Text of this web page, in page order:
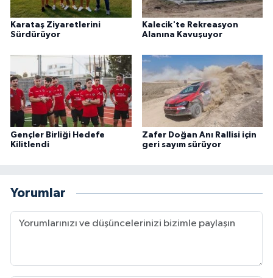
Karataş Ziyaretlerini
Sürdürüyor
Kalecik'te Rekreasyon
Alanına Kavuşuyor
Gençler Birliği Hedefe
Kilitlendi
Zafer Doğan Anı Rallisi için
geri sayım sürüyor
Yorumlar